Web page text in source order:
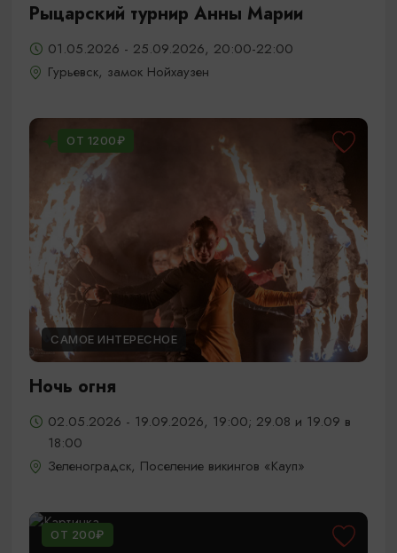
Рыцарский турнир Анны Марии
01.05.2026 - 25.09.2026, 20:00-22:00
Гурьевск, замок Нойхаузен
ОТ 1200₽
САМОЕ ИНТЕРЕСНОЕ
Ночь огня
02.05.2026 - 19.09.2026, 19:00; 29.08 и 19.09 в
18:00
Зеленоградск, Поселение викингов «Кауп»
ОТ 200₽